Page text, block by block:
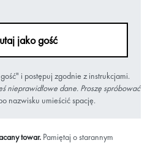
jako gość
i postępuj zgodnie z instrukcjami.
nieprawidłowe dane. Proszę spróbować
nazwisku umieścić spację.
towar. Pamiętaj o starannym